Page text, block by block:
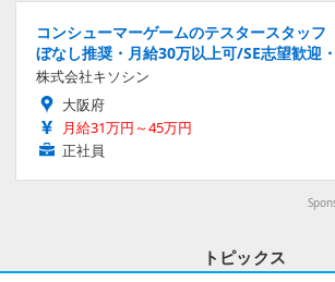
コンシューマーゲームのテスタースタッフ
ぼなし推奨・月給30万以上可/SE志望歓迎
株式会社キソシン
大阪府
月給31万円～45万円
正社員
トピックス